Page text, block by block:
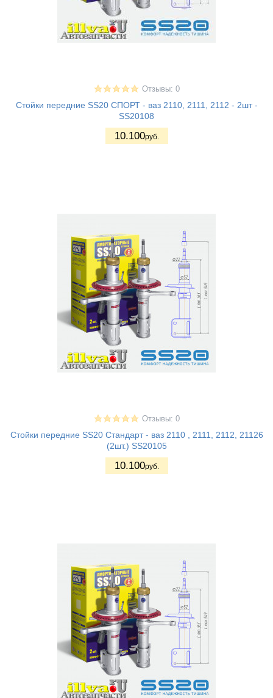
Отзывы: 0
Стойки передние SS20 СПОРТ - ваз 2110, 2111, 2112 - 2шт -
SS20108
10.100руб.
Отзывы: 0
Стойки передние SS20 Стандарт - ваз 2110 , 2111, 2112, 21126
(2шт.) SS20105
10.100руб.